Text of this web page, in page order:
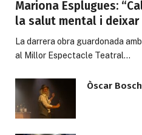
Mariona Esplugues:
la salut mental i deixar
La darrera obra guardonada
al Millor Espectacle Teatral…
Òscar